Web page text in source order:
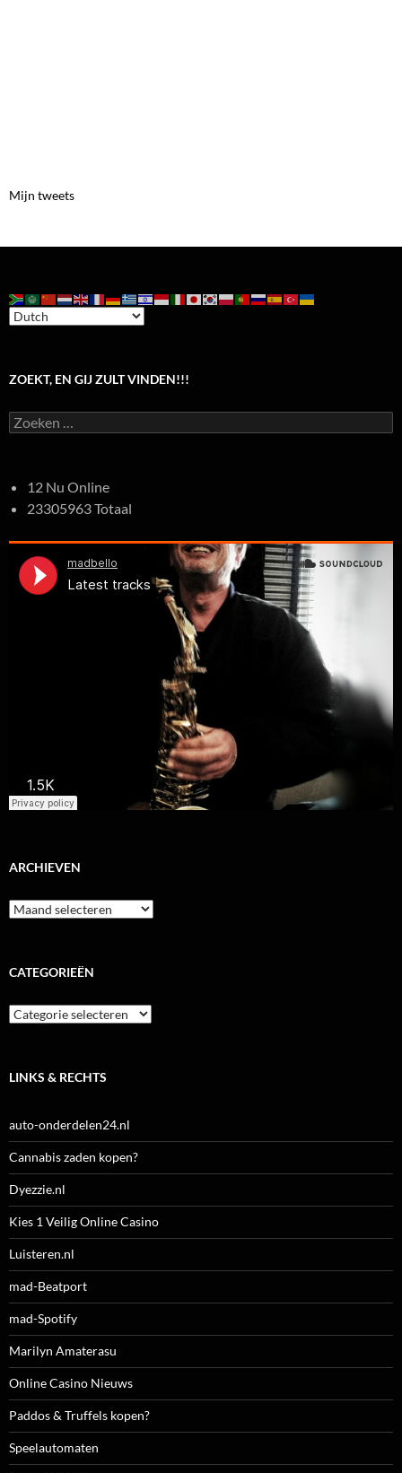
Mijn tweets
ZOEKT, EN GIJ ZULT VINDEN!!!
Zoeken
naar:
12 Nu Online
23305963 Totaal
ARCHIEVEN
Archieven
CATEGORIEËN
Categorieën
LINKS & RECHTS
auto-onderdelen24.nl
Cannabis zaden kopen?
Dyezzie.nl
Kies 1 Veilig Online Casino
Luisteren.nl
mad-Beatport
mad-Spotify
Marilyn Amaterasu
Online Casino Nieuws
Paddos & Truffels kopen?
Speelautomaten